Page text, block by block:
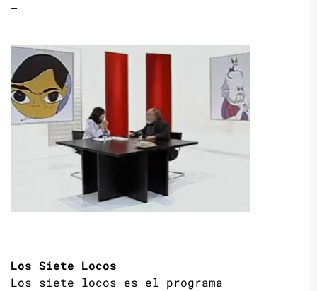
–
Los Siete Locos
Los siete locos es el programa